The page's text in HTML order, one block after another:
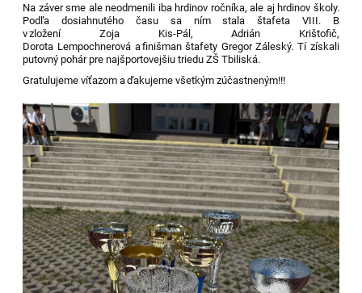
Na záver sme ale neodmenili iba hrdinov ročníka, ale aj hrdinov školy.
Podľa dosiahnutého času sa ním stala štafeta VIII. B
v zložení Zoja Kis-Pál, Adrián Krištofič,
Dorota Lempochnerová a finišman štafety Gregor Záleský. Tí získali
putovný pohár pre najšportovejšiu triedu ZŠ Tbiliská.
Gratulujeme víťazom a ďakujeme všetkým zúčastneným!!!